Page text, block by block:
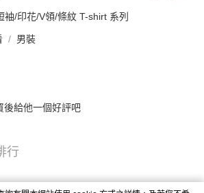
袖/印花/V領/條紋 T-shirt 系列
男裝
後給他一個好評吧
行